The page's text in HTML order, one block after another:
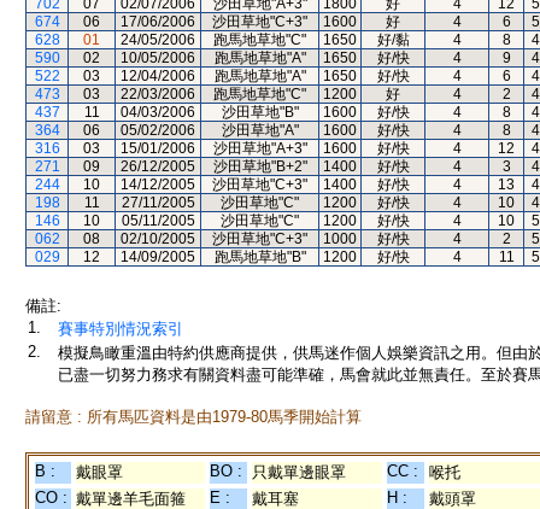
702
07 02/07/2006 沙田草地"A+3" 1800 好 4 12
674
06 17/06/2006 沙田草地"C+3" 1600 好 4 6
628
01 24/05/2006 跑馬地草地"C" 1650 好/黏 4 8
590
02 10/05/2006 跑馬地草地"A" 1650 好/快 4 9
522
03 12/04/2006 跑馬地草地"A" 1650 好/快 4 6
473
03 22/03/2006 跑馬地草地"C" 1200 好 4 2
437
11 04/03/2006 沙田草地"B" 1600 好/快 4 8
364
06 05/02/2006 沙田草地"A" 1600 好/快 4 8
316
03 15/01/2006 沙田草地"A+3" 1600 好/快 4 12
271
09 26/12/2005 沙田草地"B+2" 1400 好/快 4 3
244
10 14/12/2005 沙田草地"C+3" 1400 好/快 4 13
198
11 27/11/2005 沙田草地"C" 1200 好/快 4 10
146
10 05/11/2005 沙田草地"C" 1200 好/快 4 10
062
08 02/10/2005 沙田草地"C+3" 1000 好/快 4 2
029
12 14/09/2005 跑馬地草地"B" 1200 好/快 4 11
備註:
1.
賽事特別情況索引
2.
模擬鳥瞰重溫由特約供應商提供，供馬迷作個人娛樂資訊之用。但
已盡一切努力務求有關資料盡可能準確，馬會就此並無責任。至於賽
請留意 : 所有馬匹資料是由1979-80馬季開始計算
B : 戴眼罩 BO : 只戴單邊眼罩 CC :
喉托
CO : 戴單邊羊毛面箍 E : 戴耳塞 H :
戴頭罩